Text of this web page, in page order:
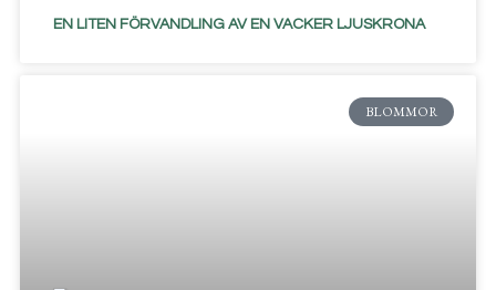
EN LITEN FÖRVANDLING AV EN VACKER LJUSKRONA
BLOMMOR